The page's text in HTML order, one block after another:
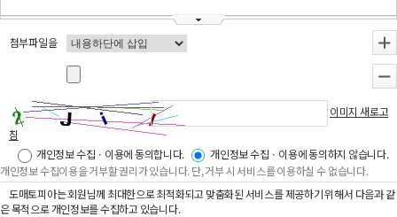
첨부파일을
이미지 새로고
침
개인정보 수집ㆍ이용에 동의합니다.
개인정보 수집ㆍ이용에 동의하지 않습니다.
개인정보 수집이용을 거부할 권리가 있습니다. 단, 거부 시 서비스를 이용하실 수 없습니다.
도매토피아는 회원님께 최대한으로 최적화되고 맞춤화된 서비스를 제공하기 위해서 다음과 같
은 목적으로 개인정보를 수집하고 있습니다.